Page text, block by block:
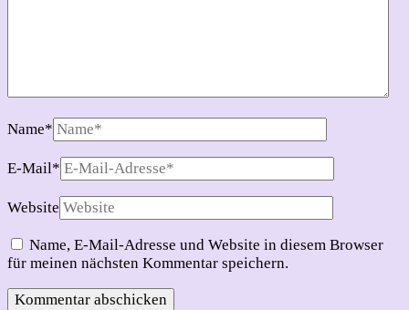
Name*
E-Mail*
Website
Name, E-Mail-Adresse und Website in diesem Browser
für meinen nächsten Kommentar speichern.